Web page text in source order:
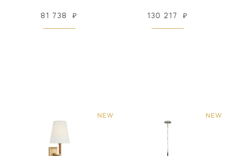
81 738 ₽ 130 217 ₽
NEW NEW